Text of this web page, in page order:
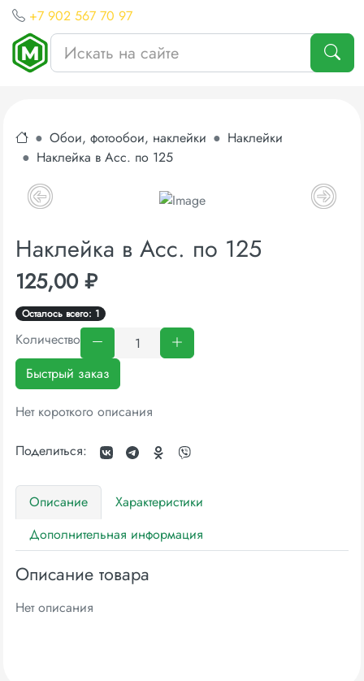
+7 902 567 70 97
Обои, фотообои, наклейки
Наклейки
Наклейка в Асс. по 125
Наклейка в Асс. по 125
125,00 ₽
Осталось всего: 1
Количество
Быстрый заказ
Нет короткого описания
Поделиться:
Описание
Характеристики
Дополнительная информация
Описание товара
Нет описания